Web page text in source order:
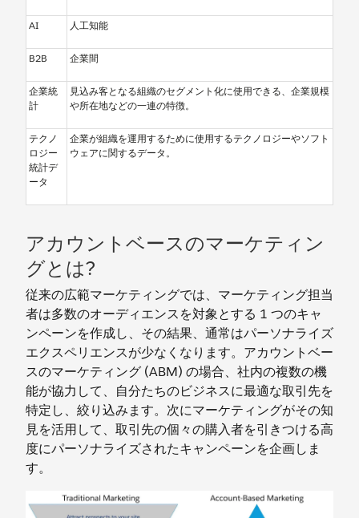
AI 人工知能
B2B 企業間
企業統
計
見込み客となる組織のセグメント化に使用できる、企業規模
や所在地などの一連の特徴。
テクノ
ロジー
統計デ
ータ
企業が組織を運用するために使用するテクノロジーやソフト
ウェアに関するデータ。
アカウントベースのマーケティン
グとは?
従来の広範マーケティングでは、マーケティング担当
者は多数のオーディエンスを対象とする 1 つのキャ
ンペーンを作成し、その結果、通常はパーソナライズ
エクスペリエンスが少なくなります。アカウントベー
スのマーケティング (ABM) の場合、社内の複数の機
能が協力して、自分たちのビジネスに最適な取引先を
特定し、絞り込みます。次にマーケティングがその知
見を活用して、取引先の個々の購入者を引きつける高
度にパーソナライズされたキャンペーンを企画しま
す。